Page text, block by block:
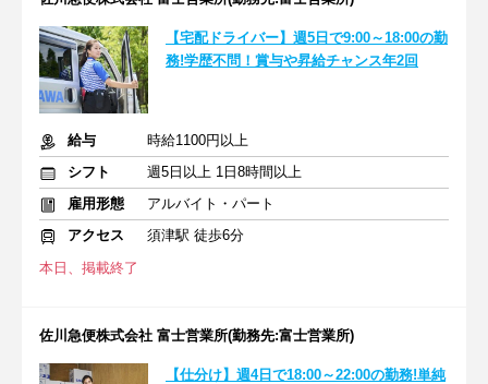
【宅配ドライバー】週5日で9:00～18:00の勤
務!学歴不問！賞与や昇給チャンス年2回
給与
時給1100円以上
シフト
週5日以上 1日8時間以上
雇用形態
アルバイト・パート
アクセス
須津駅 徒歩6分
本日、掲載終了
佐川急便株式会社 富士営業所(勤務先:富士営業所)
【仕分け】週4日で18:00～22:00の勤務!単純